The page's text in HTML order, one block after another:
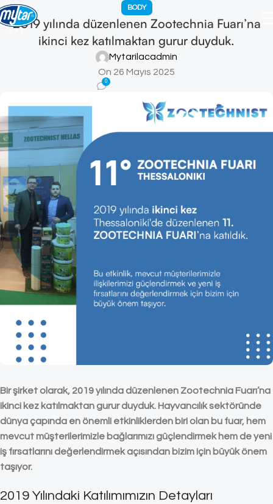
BODY
2019 yılında düzenlenen Zootechnia Fuarı’na
ikinci kez katılmaktan gurur duyduk.
Mytarilacadmin
On 26 Mayıs 2025
0
Bir şirket olarak, 2019 yılında düzenlenen Zootechnia Fuarı’na
ikinci kez katılmaktan gurur duyduk. Hayvancılık sektöründe
dünya çapında en önemli etkinliklerden biri olan bu fuar, hem
mevcut müşterilerimizle bağlarımızı güçlendirmek hem de yeni
iş fırsatlarını değerlendirmek açısından bizim için büyük önem
taşıyor.
2019 Yılındaki Katılımımızın Detayları